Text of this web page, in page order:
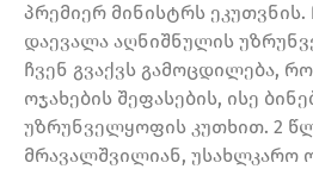
პრემიერ მინისტრს ეკუთვნის.
დაევალა აღნიშნულის
ჩვენ გვაქვს გამოცდილება,
ოჯახების შეფასების, ისე
უზრუნველყოფის კუთხით. 2
მრავალშვილიან, უსახლკარო